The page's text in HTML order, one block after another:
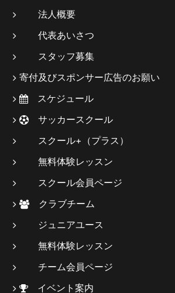
法人概要
代表あいさつ
スタッフ募集
寄付及びスポンサー広告のお願い
スケジュール
サッカースクール
スクール+（プラス）
無料体験レッスン
スクール会員ページ
クラブチーム
ジュニアユース
無料体験レッスン
チーム会員ページ
イベント案内